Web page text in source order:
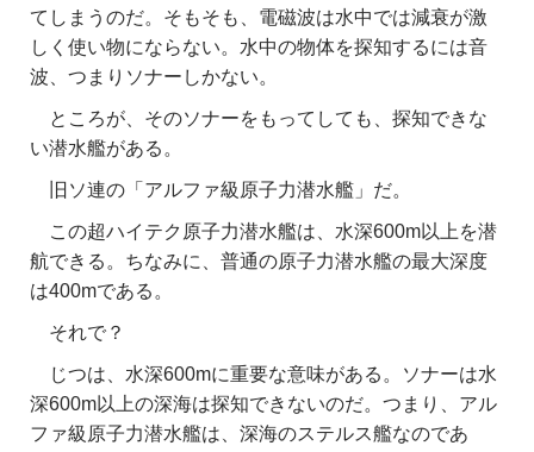
てしまうのだ。そもそも、電磁波は水中では減衰が激
しく使い物にならない。水中の物体を探知するには音
波、つまりソナーしかない。
ところが、そのソナーをもってしても、探知できな
い潜水艦がある。
旧ソ連の「アルファ級原子力潜水艦」だ。
この超ハイテク原子力潜水艦は、水深600m以上を潜
航できる。ちなみに、普通の原子力潜水艦の最大深度
は400mである。
それで？
じつは、水深600mに重要な意味がある。ソナーは水
深600m以上の深海は探知できないのだ。つまり、アル
ファ級原子力潜水艦は、深海のステルス艦なのであ